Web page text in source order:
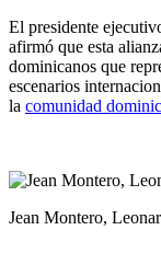
El presidente
afirmó que esta
dominicanos que
escenarios
la comunidad
Jean Montero,